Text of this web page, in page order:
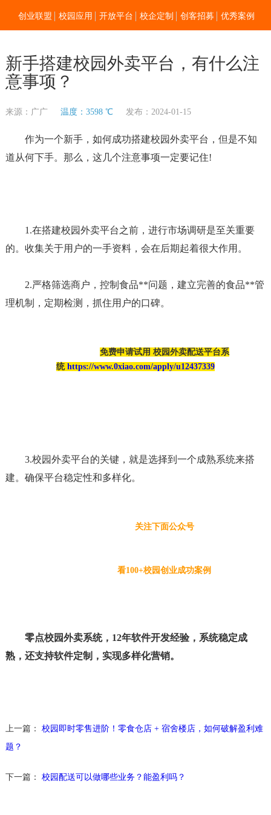
创业联盟 校园应用 开放平台 校企定制 创客招募 优秀案例
新手搭建校园外卖平台，有什么注
意事项？
来源：广广 温度：3598 ℃ 发布：2024-01-15
作为一个新手，如何成功搭建校园外卖平台，但是不知
道从何下手。那么，这几个注意事项一定要记住!
1.在搭建校园外卖平台之前，进行市场调研是至关重要
的。收集关于用户的一手资料，会在后期起着很大作用。
2.严格筛选商户，控制食品**问题，建立完善的食品**管
理机制，定期检测，抓住用户的口碑。
免费申请试用 校园外卖配送平台系
统 https://www.0xiao.com/apply/u12437339
3.校园外卖平台的关键，就是选择到一个成熟系统来搭
建。确保平台稳定性和多样化。
关注下面公众号
看100+校园创业成功案例
零点校园外卖系统，12年软件开发经验，系统稳定成
熟，还支持软件定制，实现多样化营销。
上一篇： 校园即时零售进阶！零食仓店 + 宿舍楼店，如何破解盈利难
题？
下一篇： 校园配送可以做哪些业务？能盈利吗？